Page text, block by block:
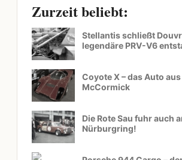
Zurzeit beliebt:
Stellantis schließt
legendäre PRV-V6
Coyote X – das Auto
McCormick
Die Rote Sau fuhr auch
Nürburgring!